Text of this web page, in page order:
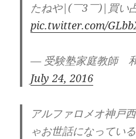
たねや|(￣3￣)|買い
pic.twitter.com/
— 受験塾家庭教師
July 24, 2016
アルファロメオ神戸
ゃお世話になってい